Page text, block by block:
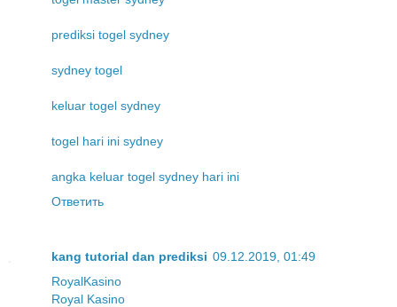
prediksi togel sydney
sydney togel
keluar togel sydney
togel hari ini sydney
angka keluar togel sydney hari ini
Ответить
kang tutorial dan prediksi 09.12.2019, 01:49
RoyalKasino
Royal Kasino